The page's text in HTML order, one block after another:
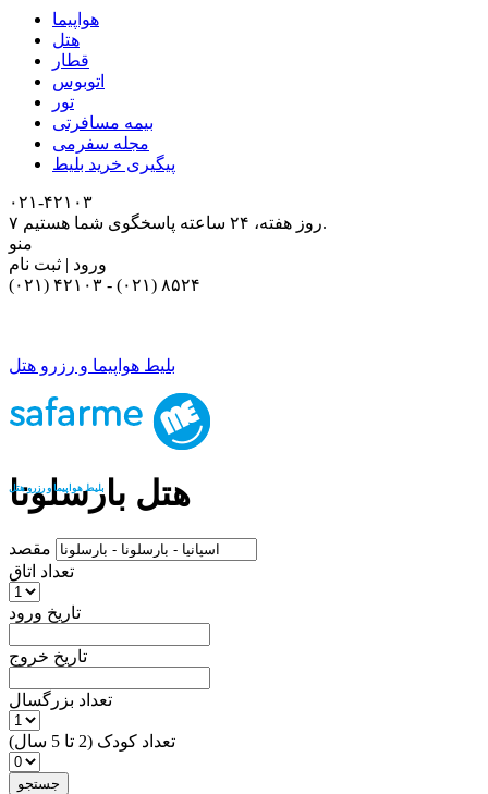
هواپیما
هتل
قطار
اتوبوس
تور
بیمه مسافرتی
مجله سفرمی
پیگیری خرید بلیط
۰۲۱-۴٢١٠٣
۷ روز هفته، ۲۴ ساعته پاسخگوی شما هستیم.
منو
ورود | ثبت نام
- (۰۲۱) ۸۵۲۴
بلیط هواپیما و رزرو هتل
بلیط هواپیما و رزرو هتل
هتل بارسلونا
مقصد
تعداد اتاق
تاریخ ورود
تاریخ خروج
تعداد بزرگسال
تعداد کودک (2 تا 5 سال)
جستجو